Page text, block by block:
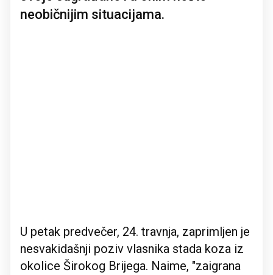
neobičnijim situacijama.
U petak predvečer, 24. travnja, zaprimljen je
nesvakidašnji poziv vlasnika stada koza iz
okolice Širokog Brijega. Naime, "zaigrana